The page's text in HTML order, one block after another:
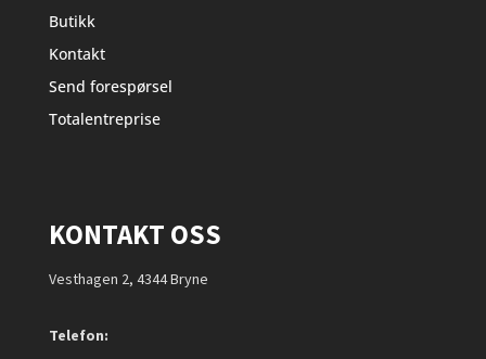
Butikk
Kontakt
Send forespørsel
Totalentreprise
KONTAKT OSS
Vesthagen 2, 4344 Bryne
Telefon: